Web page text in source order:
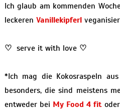
Ich glaub am kommenden
leckeren Vanillekipferl
♡ serve it with love ♡
*Ich mag die Kokosraspeln
besonders, die sind meistens
entweder bei My Food 4 fit